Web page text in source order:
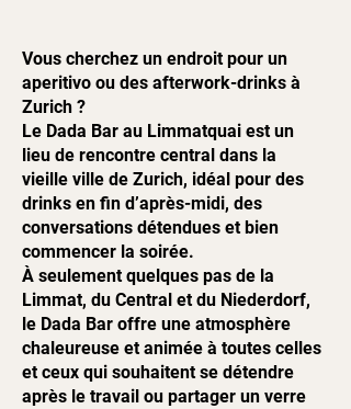
Vous cherchez un endroit pour un
aperitivo ou des afterwork-drinks à
Zurich ?
Le Dada Bar au Limmatquai est un
lieu de rencontre central dans la
vieille ville de Zurich, idéal pour des
drinks en fin d’après-midi, des
conversations détendues et bien
commencer la soirée.
À seulement quelques pas de la
Limmat, du Central et du Niederdorf,
le Dada Bar offre une atmosphère
chaleureuse et animée à toutes celles
et ceux qui souhaitent se détendre
après le travail ou partager un verre